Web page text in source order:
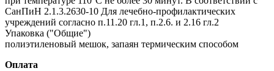
СанПиН 2.1.3.2630-10 Для лечебно-профилактических
учреждений согласно п.11.20 гл.1, п.2.6. и 2.16 гл.2
Упаковка ("Общие")
полиэтиленовый мешок, запаян термическим способом
Оплата